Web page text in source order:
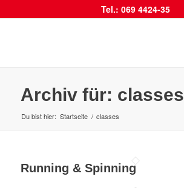
Tel.: 069 4424-35
Archiv für: classes
Du bist hier: Startseite / classes
Running & Spinning